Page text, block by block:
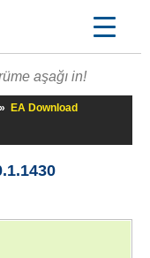
aşağı in!
»
EA Download